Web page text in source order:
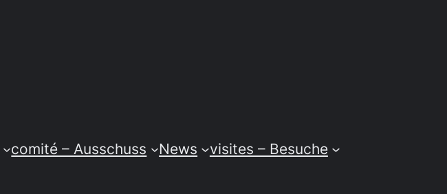
comité – Ausschuss News visites – Besuche